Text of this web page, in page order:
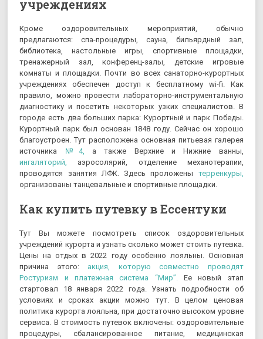
учреждениях
Кроме оздоровительных мероприятий, обычно
предлагаются: спа-процедуры, сауна, бильярдный зал,
библиотека, настольные игры, спортивные площадки,
тренажерный зал, конференц-залы, детские игровые
комнаты и площадки. Почти во всех санаторно-курортных
учреждениях обеспечен доступ к бесплатному wi-fi. Как
правило, можно провести лабораторно-инструментальную
диагностику и посетить некоторых узких специалистов. В
городе есть два больших парка: Курортный и парк Победы.
Курортный парк был основан 1848 году. Сейчас он хорошо
благоустроен. Тут расположена основная питьевая галерея
источника №4,
а также Верхние и Нижние ванны,
ингаляторий,
аэросолярий, отделение механотерапии,
проводятся занятия ЛФК. Здесь проложены терренкуры,
организованы танцевальные и спортивные площадки.
Как купить путевку в Ессентуки
Тут Вы можете посмотреть список оздоровительных
учреждений курорта и узнать сколько может стоить путевка.
Цены на отдых в 2022 году особенно лояльны. Основная
причина этого: акция, которую совместно проводят
Ростуризм и платежная система “Мир”.
Ее новый этап
стартовал 18 января 2022 года. Узнать подробности об
условиях и сроках акции можно тут. В целом ценовая
политика курорта лояльна, при достаточно высоком уровне
сервиса. В стоимость путевок включены: оздоровительные
процедуры, сбалансированное питание, медицинская